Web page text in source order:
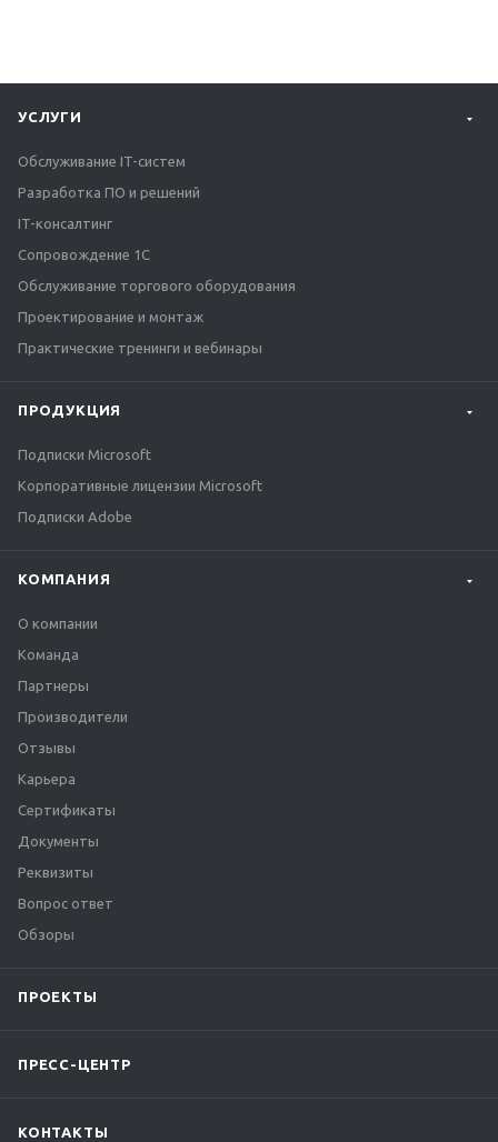
УСЛУГИ
Обслуживание IT-систем
Разработка ПО и решений
IT-консалтинг
Сопровождение 1С
Обслуживание торгового оборудования
Проектирование и монтаж
Практические тренинги и вебинары
ПРОДУКЦИЯ
Подписки Microsoft
Корпоративные лицензии Microsoft
Подписки Adobe
КОМПАНИЯ
О компании
Команда
Партнеры
Производители
Отзывы
Карьера
Сертификаты
Документы
Реквизиты
Вопрос ответ
Обзоры
ПРОЕКТЫ
ПРЕСС-ЦЕНТР
КОНТАКТЫ